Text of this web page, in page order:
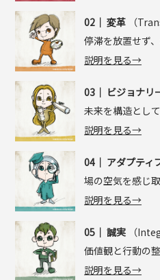
02｜ 変革
（
停滞を放置せず
説明を見る→
03｜ ビジョナリ
未来を構造とし
説明を見る→
04｜ アダプティ
場の空気を感じ
説明を見る→
05｜ 誠実
（
価値観と行動の
説明を見る→